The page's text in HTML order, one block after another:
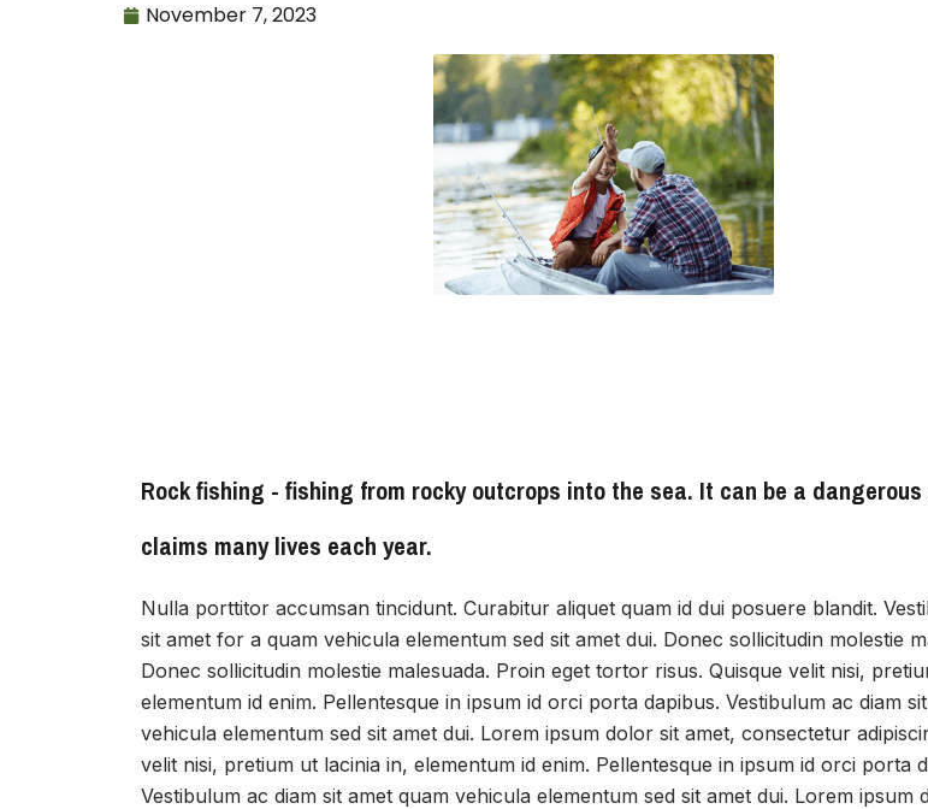
November 7, 2023
Rock fishing - fishing from rocky outcrops into the sea. It can be a
claims many lives each year.
Nulla porttitor accumsan tincidunt. Curabitur aliquet quam id dui posuere blandit.
sit amet for a quam vehicula elementum sed sit amet dui. Donec sollicitudin molestie
Donec sollicitudin molestie malesuada. Proin eget tortor risus. Quisque velit nisi,
elementum id enim. Pellentesque in ipsum id orci porta dapibus. Vestibulum ac diam
vehicula elementum sed sit amet dui. Lorem ipsum dolor sit amet, consectetur
velit nisi, pretium ut lacinia in, elementum id enim. Pellentesque in ipsum id orci porta
Vestibulum ac diam sit amet quam vehicula elementum sed sit amet dui. Lorem ipsum